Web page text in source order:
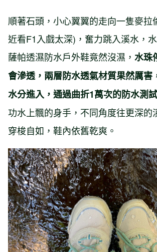
順著石頭，小心翼翼的走向一隻麥拉
近看F1入戲太深)，奮力跳入溪水，
薩帕透濕防水戶外鞋竟然沒濕， 水珠
會滲透，兩層防水透氣材質果然厲害
水分進入，通過曲折1萬次的防水測試
功水上飄的身手，不同角度往更深的
穿梭自如，鞋內依舊乾爽。